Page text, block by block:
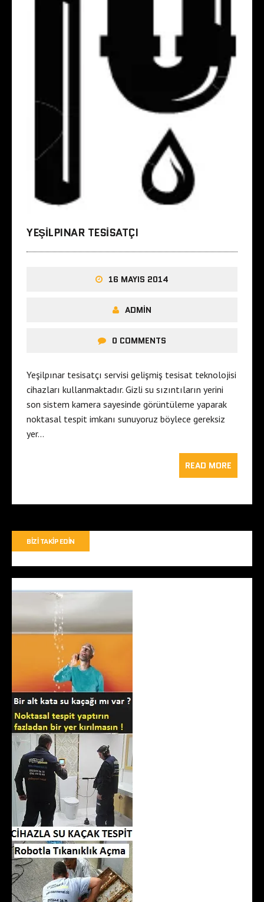
YEŞILPINAR TESISATÇI
16 MAYIS 2014
ADMIN
0 COMMENTS
Yeşilpınar tesisatçı servisi gelişmiş tesisat teknolojisi
cihazları kullanmaktadır. Gizli su sızıntıların yerini
son sistem kamera sayesinde görüntüleme yaparak
noktasal tespit imkanı sunuyoruz böylece gereksiz
yer…
READ MORE
BIZI TAKIP EDIN